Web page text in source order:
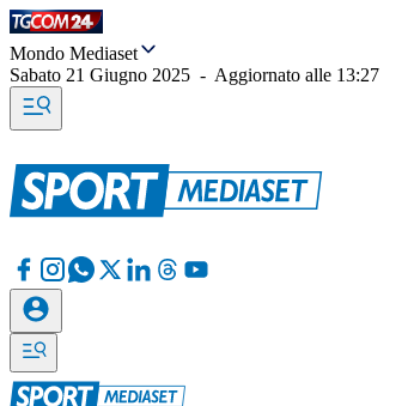
Mondo Mediaset
Sabato 21 Giugno 2025 - Aggiornato alle 13:27